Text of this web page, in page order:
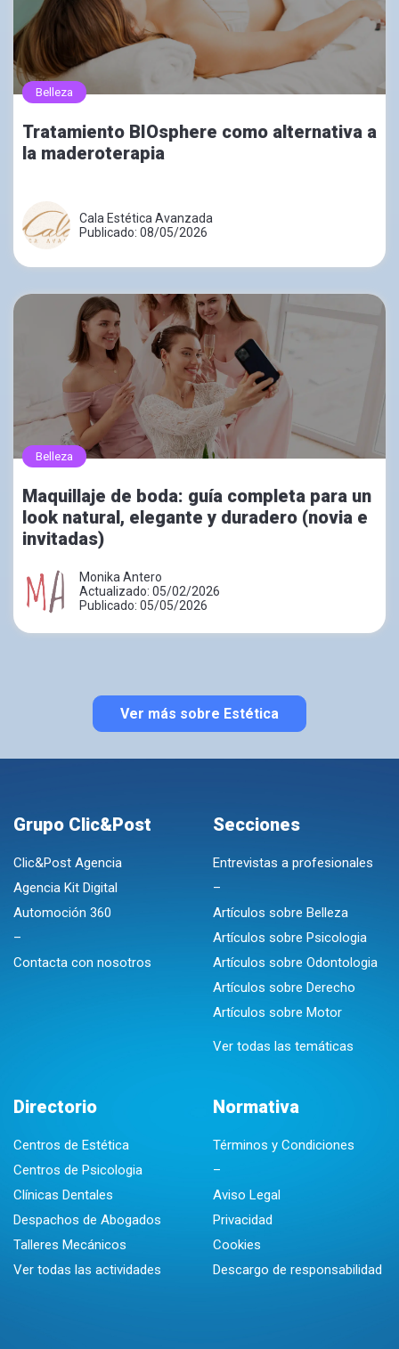
Belleza
Tratamiento BIOsphere como alternativa a
la maderoterapia
Cala Estética Avanzada
Publicado: 08/05/2026
Belleza
Maquillaje de boda: guía completa para un
look natural, elegante y duradero (novia e
invitadas)
Monika Antero
Actualizado: 05/02/2026
Publicado: 05/05/2026
Ver más sobre Estética
Grupo Clic&Post
Clic&Post Agencia
Agencia Kit Digital
Automoción 360
–
Contacta con nosotros
Secciones
Entrevistas a profesionales
–
Artículos sobre Belleza
Artículos sobre Psicologia
Artículos sobre Odontologia
Artículos sobre Derecho
Artículos sobre Motor
Ver todas las temáticas
Directorio
Centros de Estética
Centros de Psicologia
Clínicas Dentales
Despachos de Abogados
Talleres Mecánicos
Ver todas las actividades
Normativa
Términos y Condiciones
–
Aviso Legal
Privacidad
Cookies
Descargo de responsabilidad